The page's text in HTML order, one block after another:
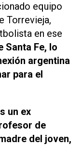
equipo
Torrevieja,
en ese
Santa Fe, lo
argentina
para el
un ex
de
del joven,